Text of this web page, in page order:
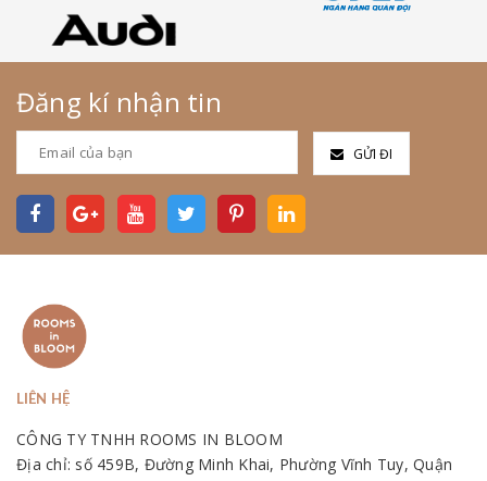
Đăng kí nhận tin
GỬI ĐI
LIÊN HỆ
CÔNG TY TNHH ROOMS IN BLOOM
Địa chỉ: số 459B, Đường Minh Khai, Phường Vĩnh Tuy, Quận